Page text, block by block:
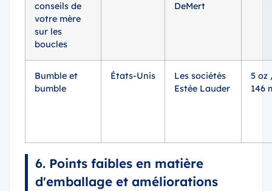
conseils de
votre mère
sur les
boucles
DeMert
Bumble et
bumble
États-Unis
Les sociétés
Estée Lauder
5 oz
146
6. Points faibles en matière
d'emballage et améliorations